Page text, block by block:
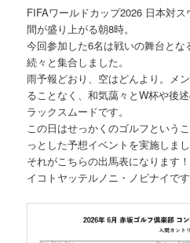
FIFAワールドカップ2026 日本対
間が盛り上がる朝8時。
今回参加した6名は戦いの舞台とな
続々と集合しました。
雨予報どおり、空はどんより。メ
ることなく、和気藹々とW杯や後
ラックスムードです。
この日はせっかくのゴルフという
っとした予想イベントを実施しまし
それがこちらの出馬表になります
イコトヤッテルノニ・ノビナイで